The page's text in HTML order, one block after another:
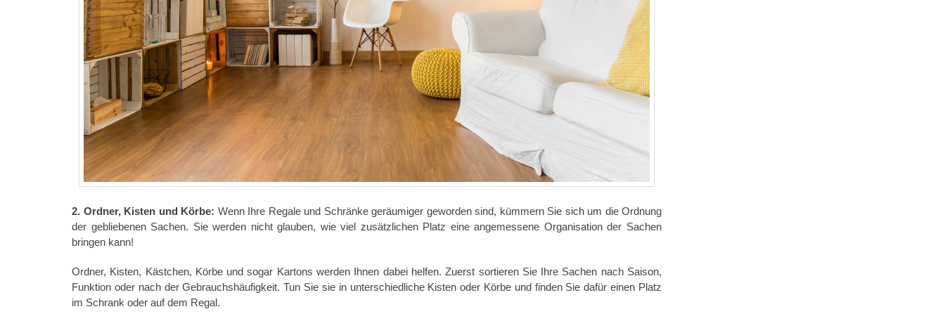
2. Ordner, Kisten und Körbe: Wenn Ihre Regale und Schränke geräumiger geworden sind, kümmern Sie sich um die Ordnung
der gebliebenen Sachen. Sie werden nicht glauben, wie viel zusätzlichen Platz eine angemessene Organisation der Sachen
bringen kann!
Ordner, Kisten, Kästchen, Körbe und sogar Kartons werden Ihnen dabei helfen. Zuerst sortieren Sie Ihre Sachen nach Saison,
Funktion oder nach der Gebrauchshäufigkeit. Tun Sie sie in unterschiedliche Kisten oder Körbe und finden Sie dafür einen Platz
im Schrank oder auf dem Regal.